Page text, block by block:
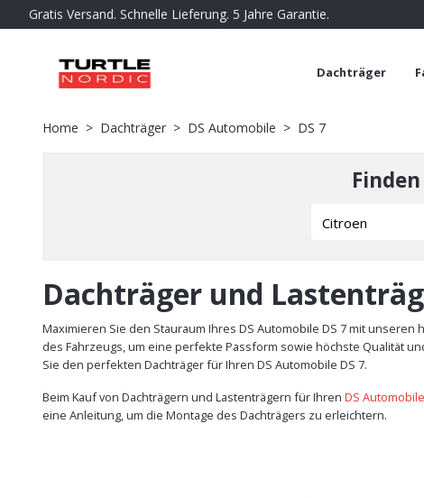
Gratis Versand. Schnelle Lieferung. 5 Jahre Garantie.
Dachträger
Home Dachträger DS Automobile DS 7
Dachträger und
Maximieren Sie den Stauraum Ihres DS Automobile DS 7 mit
des Fahrzeugs, um eine perfekte Passform sowie höchste Qualität
Sie den perfekten Dachträger für Ihren DS Automobile DS 7.
Beim Kauf von Dachträgern und Lastenträgern für Ihren DS Automobile
eine Anleitung, um die Montage des Dachträgers zu erleichtern.